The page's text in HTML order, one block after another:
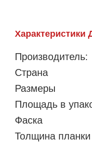
Характеристики
Производитель:
Страна
Размеры
Площадь в
Фаска
Толщина планки